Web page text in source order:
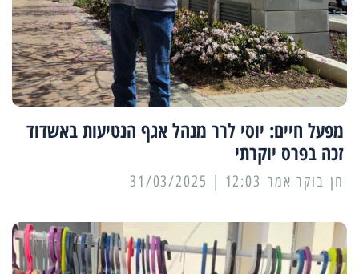
מפעל חיים: יוסי לרר מנהל אגף הנטיעות באשדוד
זכה בפרס יוקרתי
12:03 | 31/03/2025